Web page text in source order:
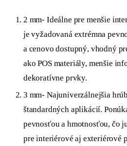
2 mm- Ideálne pre menšie
je vyžadovaná extrémna
a cenovo dostupný, vhodný
ako POS materiály, menšie
dekoratívne prvky.
3 mm- Najuniverzálnejšia
štandardných aplikácií.
pevnosťou a hmotnosťou, čo
pre interiérové aj exteriérové